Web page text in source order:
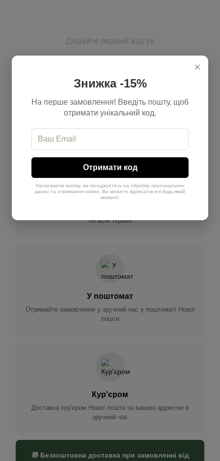
Додайте перший відгук
Написати відгук
Доставка Оплата
До відділення
по всій Україні
У поштомат
Отримайте замовлення у зручний час у поштоматі Нової
пошти
Кур'єром
Доставка кур'єром Нової пошти за вашою адресою в
зручний час
🎁 Безкоштовна доставка при замовленні від
×
Знижка -15%
На перше замовлення! Введіть пошту, щоб
отримати унікальний код.
Отримати код
Натискаючи кнопку, ви погоджуєтесь на обробку персональних
даних та отримання новин. Ви можете відписатися в будь-який
момент.